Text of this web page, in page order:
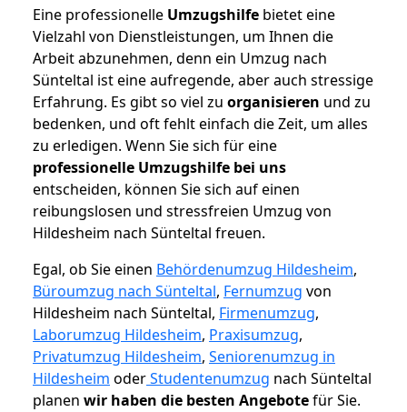
Eine professionelle Umzugshilfe bietet eine
Vielzahl von Dienstleistungen, um Ihnen die
Arbeit abzunehmen, denn ein Umzug nach
Sünteltal ist eine aufregende, aber auch stressige
Erfahrung. Es gibt so viel zu organisieren und zu
bedenken, und oft fehlt einfach die Zeit, um alles
zu erledigen. Wenn Sie sich für eine
professionelle Umzugshilfe bei uns
entscheiden, können Sie sich auf einen
reibungslosen und stressfreien Umzug von
Hildesheim nach Sünteltal freuen.
Egal, ob Sie einen Behördenumzug Hildesheim,
Büroumzug nach Sünteltal, Fernumzug von
Hildesheim nach Sünteltal, Firmenumzug,
Laborumzug Hildesheim, Praxisumzug,
Privatumzug Hildesheim, Seniorenumzug in
Hildesheim oderStudentenumzug nach Sünteltal
planen wir haben die besten Angebotefür Sie.